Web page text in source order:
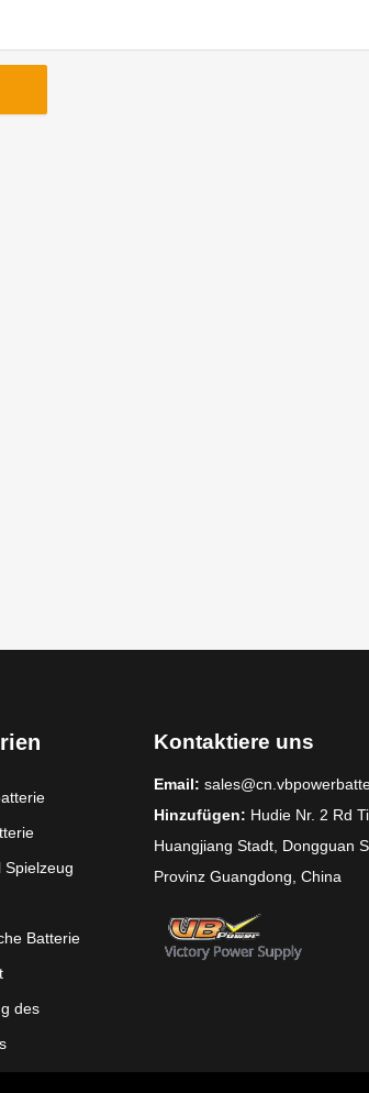
Spielzeug
Batterie
des
Kontaktiere uns
Email:
Hinzufügen: Hudie Nr. 2 Rd
Huangjiang Stadt, Dongguan
Provinz Guangdong, China